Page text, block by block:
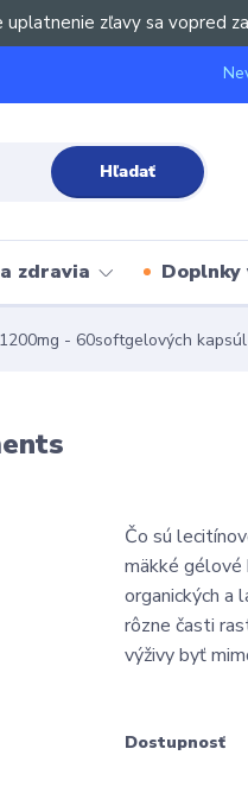
zľavy sa vopred
Hľadať
zdravia
- 60softgelových
Čo sú
mäkké gélové
organických a
rôzne časti
výživy byť
Dostupnosť